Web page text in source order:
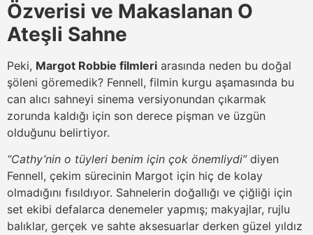
Özverisi ve Makaslanan O
Ateşli Sahne
Peki, Margot Robbie filmleri arasında neden bu doğal
şöleni göremedik? Fennell, filmin kurgu aşamasında bu
can alıcı sahneyi sinema versiyonundan çıkarmak
zorunda kaldığı için son derece pişman ve üzgün
olduğunu belirtiyor.
“Cathy’nin o tüyleri benim için çok önemliydi”diyen
Fennell, çekim sürecinin Margot için hiç de kolay
olmadığını fısıldıyor. Sahnelerin doğallığı ve çiğliği için
set ekibi defalarca denemeler yapmış; makyajlar, rujlu
balıklar, gerçek ve sahte aksesuarlar derken güzel yıldız